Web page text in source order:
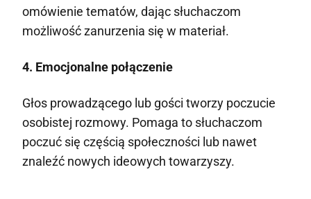
omówienie tematów, dając słuchaczom
możliwość zanurzenia się w materiał.
4. Emocjonalne połączenie
Głos prowadzącego lub gości tworzy poczucie
osobistej rozmowy. Pomaga to słuchaczom
poczuć się częścią społeczności lub nawet
znaleźć nowych ideowych towarzyszy.